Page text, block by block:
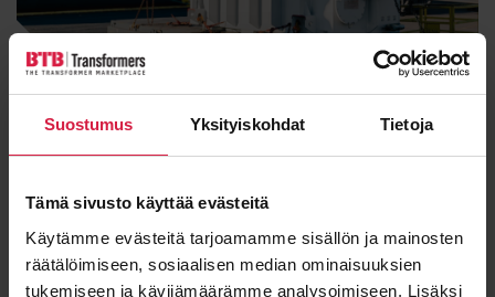
Suostumus Yksityiskohdat Tietoja
Tämä sivusto käyttää evästeitä
Käytämme evästeitä tarjoamamme sisällön ja mainosten
räätälöimiseen, sosiaalisen median ominaisuuksien
tukemiseen ja kävijämäärämme analysoimiseen. Lisäksi
Prosessi nopeutuujos sinulla on
jo tiedossa:
Tekniset vaatimuksetmuuntajalle (esim. teho, jännite,
Aikataulusi ja budjettisi
Haluttu ratkaisu:
Vuokramuuntaja nykyisen korjauksen ajaksi?